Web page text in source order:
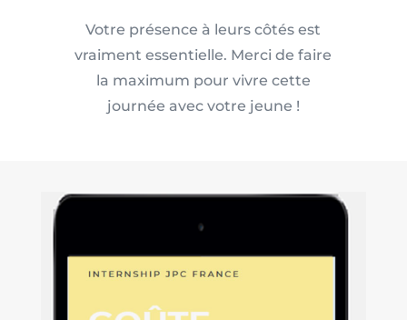
Votre présence à leurs côtés est
vraiment essentielle. Merci de faire
la maximum pour vivre cette
journée avec votre jeune !